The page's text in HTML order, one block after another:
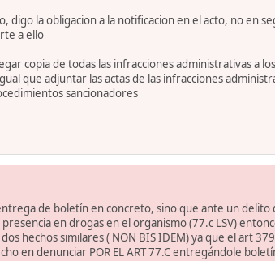
digo la obligacion a la notificacion en el acto, no en
a ello
copia de todas las infracciones administrativas a
que adjuntar las actas de las infracciones
sancionadores
de boletín en concreto, sino que ante un delito
en drogas en el organismo (77.c LSV)
hechos similares ( NON BIS IDEM) ya que el art
en denunciar POR EL ART 77.C entregándole